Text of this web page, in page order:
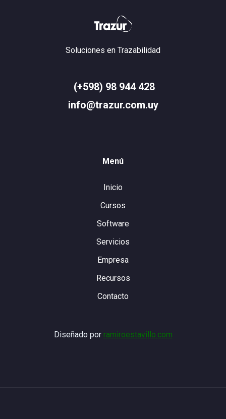
Soluciones en Trazabilidad
(+598) 98 944 428
info@trazur.com.uy
Menú
Inicio
Cursos
Software
Servicios
Empresa
Recursos
Contacto
Diseñado por ramiroestavillo.com